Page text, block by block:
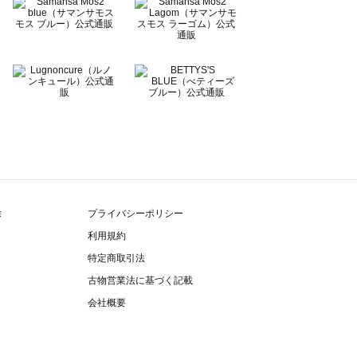
プライバシーポリシー
利用規約
特定商取引法
古物営業法に基づく記載
会社概要